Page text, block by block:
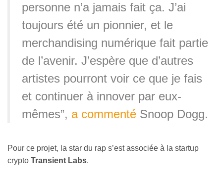
personne n’a jamais fait ça. J’ai
toujours été un pionnier, et le
merchandising numérique fait partie
de l’avenir. J’espère que d’autres
artistes pourront voir ce que je fais
et continuer à innover par eux-
mêmes”, a commenté Snoop Dogg.
Pour ce projet, la star du rap s’est associée à la startup
crypto Transient Labs.